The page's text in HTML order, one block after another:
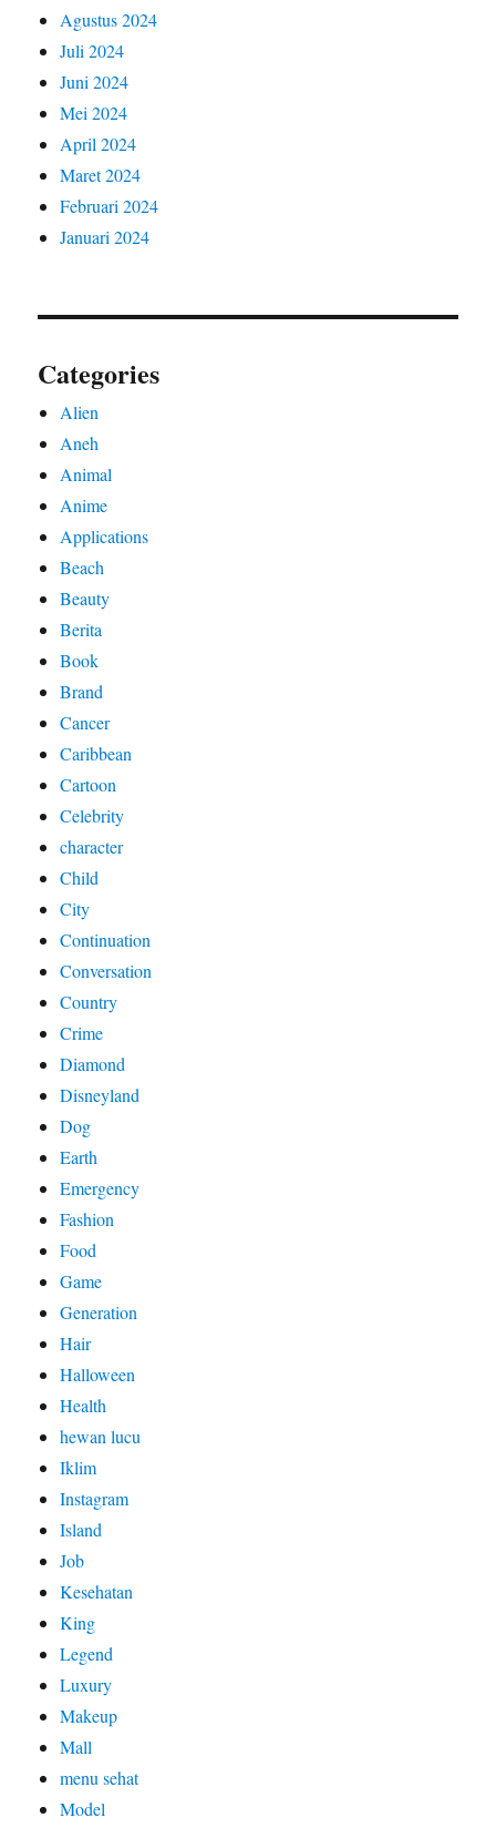
Agustus 2024
Juli 2024
Juni 2024
Mei 2024
April 2024
Maret 2024
Februari 2024
Januari 2024
Categories
Alien
Aneh
Animal
Anime
Applications
Beach
Beauty
Berita
Book
Brand
Cancer
Caribbean
Cartoon
Celebrity
character
Child
City
Continuation
Conversation
Country
Crime
Diamond
Disneyland
Dog
Earth
Emergency
Fashion
Food
Game
Generation
Hair
Halloween
Health
hewan lucu
Iklim
Instagram
Island
Job
Kesehatan
King
Legend
Luxury
Makeup
Mall
menu sehat
Model